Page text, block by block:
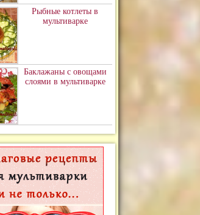
Рыбные котлеты в
мультиварке
Баклажаны с овощами
слоями в мультиварке